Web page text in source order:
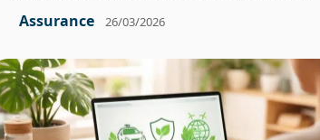
Assurance 26/03/2026